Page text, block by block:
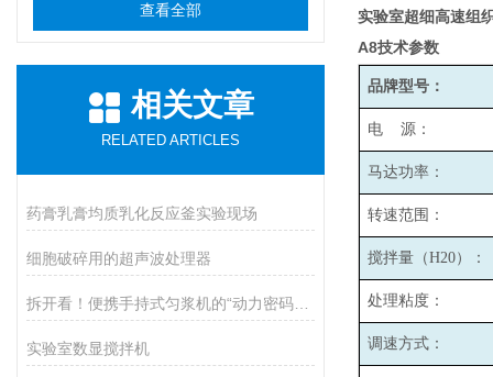
查看全部
相关文章
RELATED ARTICLES
药膏乳膏均质乳化反应釜实验现场
细胞破碎用的超声波处理器
实验室数显搅拌机
实验室超细高速组
A8技术参数
品牌型号：
电 源：
马达功率：
转速范围：
搅拌量（H20）：
处理粘度：
调速方式：